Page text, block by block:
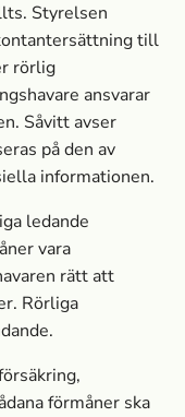
Styrelsen
till
rörlig
ansvarar
Såvitt avser
på den av
informationen.
ledande
vara
rätt att
Rörliga
förmåner ska